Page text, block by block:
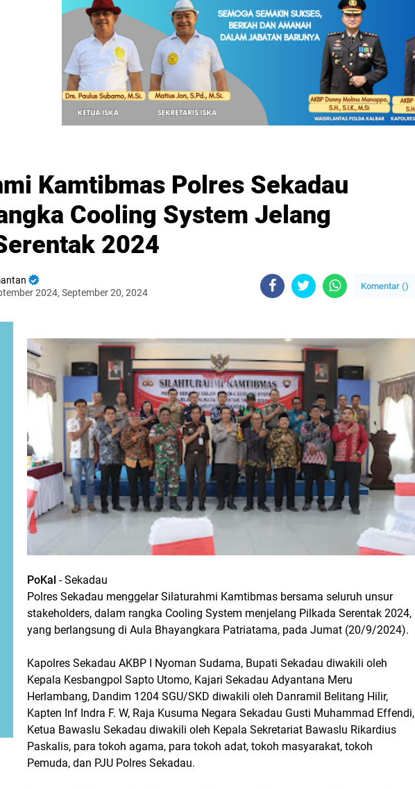
Kamtibmas Polres Sekadau
Cooling System Jelang
2024
2024, September 20, 2024
Komentar ()
PoKal - Sekadau
Polres Sekadau menggelar Silaturahmi Kamtibmas bersama seluruh unsur
stakeholders, dalam rangka Cooling System menjelang Pilkada Serentak 2024,
yang berlangsung di Aula Bhayangkara Patriatama, pada Jumat (20/9/2024).
Kapolres Sekadau AKBP I Nyoman Sudama, Bupati Sekadau diwakili oleh
Kepala Kesbangpol Sapto Utomo, Kajari Sekadau Adyantana Meru
Herlambang, Dandim 1204 SGU/SKD diwakili oleh Danramil Belitang Hilir,
Kapten Inf Indra F. W, Raja Kusuma Negara Sekadau Gusti Muhammad Effendi,
Ketua Bawaslu Sekadau diwakili oleh Kepala Sekretariat Bawaslu Rikardius
Paskalis, para tokoh agama, para tokoh adat, tokoh masyarakat, tokoh
Pemuda, dan PJU Polres Sekadau.